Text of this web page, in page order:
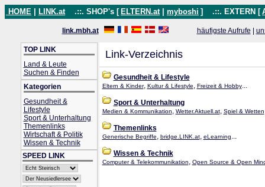
HOME LINK.at .::. SHOP's [ ELTERN.at myboshi ] .::. EXTERN [
link.mbh.at häufigste Aufrufe
TOP LINK
Land & Leute
Suchen & Finden
Kategorien
Gesundheit &
Lifestyle
Sport & Unterhaltung
Themenlinks
Wirtschaft & Politik
Wissen & Technik
SPEED LINK
Link-Verzeichnis
Gesundheit & Lifestyle
Eltern & Kinder, Kultur & Lifestyle, Freizeit & Hobby...
Sport & Unterhaltung
Medien & Kommunikation, Wetter.Aktuell.at, Spiel & Wetten
Themenlinks
Generische Begriffe, bridge.LINK.at, eLearning...
Wissen & Technik
Computer & Telekommunikation, Open Source & Open